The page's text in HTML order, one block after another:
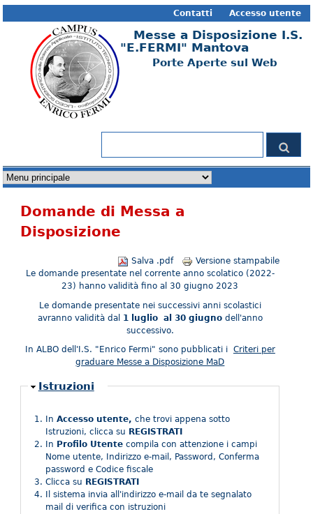
Accesso utente
Contatti
Messe a Disposizione I.S.
"E.FERMI" Mantova
Porte Aperte sul Web
Domande di Messa a
Disposizione
Versione stampabile
Salva .pdf
Le domande presentate nel corrente anno scolatico (2022-
23) hanno validità fino al 30 giugno 2023
Le domande presentate nei successivi anni scolastici
avranno validità dal 1 luglio al 30 giugnodell'anno
successivo.
In ALBO dell'I.S. "Enrico Fermi" sono pubblicati i Criteri per
graduare Messe a Disposizione MaD
Nascondi
Istruzioni
​InAccesso utente, che trovi appena sotto
Istruzioni, clicca su REGISTRATI
In Profilo Utente compila con attenzione i campi
Nome utente, Indirizzo e-mail, Password, Conferma
password e Codice fiscale
Clicca su REGISTRATI
Il sistema invia all'indirizzo e-mail da te segnalato
mail di verifica con istruzioni